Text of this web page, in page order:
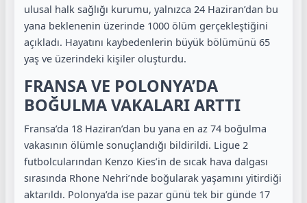
ulusal halk sağlığı kurumu, yalnızca 24 Haziran’dan bu
yana beklenenin üzerinde 1000 ölüm gerçekleştiğini
açıkladı. Hayatını kaybedenlerin büyük bölümünü 65
yaş ve üzerindeki kişiler oluşturdu.
FRANSA VE POLONYA’DA
BOĞULMA VAKALARI ARTTI
Fransa’da 18 Haziran’dan bu yana en az 74 boğulma
vakasının ölümle sonuçlandığı bildirildi. Ligue 2
futbolcularından Kenzo Kies’in de sıcak hava dalgası
sırasında Rhone Nehri’nde boğularak yaşamını yitirdiği
aktarıldı. Polonya’da ise pazar günü tek bir günde 17